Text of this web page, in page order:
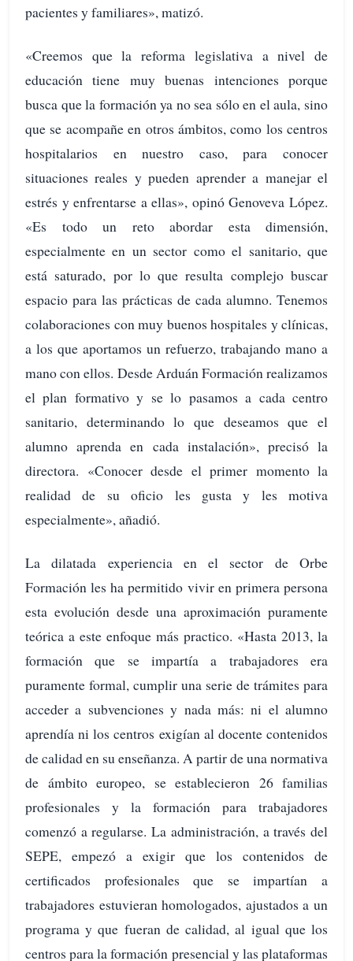
pacientes y familiares», matizó.
«Creemos que la reforma legislativa a nivel de
educación tiene muy buenas intenciones porque
busca que la formación ya no sea sólo en el aula, sino
que se acompañe en otros ámbitos, como los centros
hospitalarios en nuestro caso, para conocer
situaciones reales y pueden aprender a manejar el
estrés y enfrentarse a ellas», opinó Genoveva López.
«Es todo un reto abordar esta dimensión,
especialmente en un sector como el sanitario, que
está saturado, por lo que resulta complejo buscar
espacio para las prácticas de cada alumno. Tenemos
colaboraciones con muy buenos hospitales y clínicas,
a los que aportamos un refuerzo, trabajando mano a
mano con ellos. Desde Arduán Formación realizamos
el plan formativo y se lo pasamos a cada centro
sanitario, determinando lo que deseamos que el
alumno aprenda en cada instalación», precisó la
directora. «Conocer desde el primer momento la
realidad de su oficio les gusta y les motiva
especialmente», añadió.
La dilatada experiencia en el sector de Orbe
Formación les ha permitido vivir en primera persona
esta evolución desde una aproximación puramente
teórica a este enfoque más practico. «Hasta 2013, la
formación que se impartía a trabajadores era
puramente formal, cumplir una serie de trámites para
acceder a subvenciones y nada más: ni el alumno
aprendía ni los centros exigían al docente contenidos
de calidad en su enseñanza. A partir de una normativa
de ámbito europeo, se establecieron 26 familias
profesionales y la formación para trabajadores
comenzó a regularse. La administración, a través del
SEPE, empezó a exigir que los contenidos de
certificados profesionales que se impartían a
trabajadores estuvieran homologados, ajustados a un
programa y que fueran de calidad, al igual que los
centros para la formación presencial y las plataformas